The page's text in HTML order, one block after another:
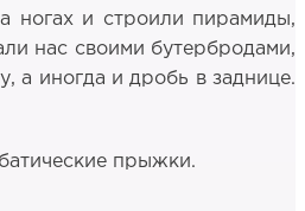
ногах и строили пирамиды,
нас своими бутербродами,
а иногда и дробь в заднице.
прыжки.